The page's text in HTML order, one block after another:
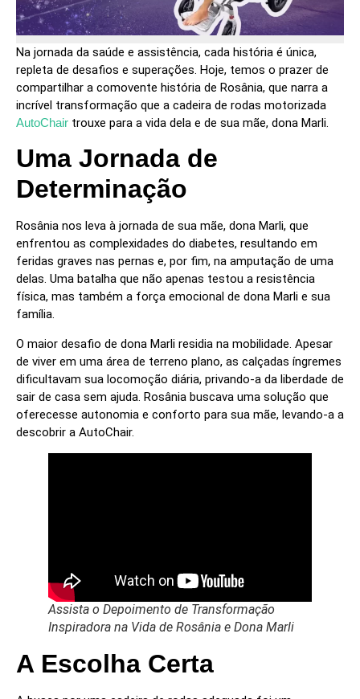
Na jornada da saúde e assistência, cada história é única,
repleta de desafios e superações. Hoje, temos o prazer de
compartilhar a comovente história de Rosânia, que narra a
incrível transformação que a cadeira de rodas motorizada
AutoChair trouxe para a vida dela e de sua mãe, dona Marli.
Uma Jornada de
Determinação
Rosânia nos leva à jornada de sua mãe, dona Marli, que
enfrentou as complexidades do diabetes, resultando em
feridas graves nas pernas e, por fim, na amputação de uma
delas. Uma batalha que não apenas testou a resistência
física, mas também a força emocional de dona Marli e sua
família.
O maior desafio de dona Marli residia na mobilidade. Apesar
de viver em uma área de terreno plano, as calçadas íngremes
dificultavam sua locomoção diária, privando-a da liberdade de
sair de casa sem ajuda. Rosânia buscava uma solução que
oferecesse autonomia e conforto para sua mãe, levando-a a
descobrir a AutoChair.
Assista o Depoimento de Transformação
Inspiradora na Vida de Rosânia e Dona Marli
A Escolha Certa